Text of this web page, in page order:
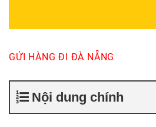
GỬI HÀNG ĐI ĐÀ NẴNG
Nội dung chính